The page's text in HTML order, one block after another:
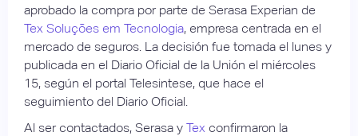
aprobado la compra por parte de Serasa Experian de
Tex Soluções em Tecnologia, empresa centrada en el
mercado de seguros. La decisión fue tomada el lunes y
publicada en el Diario Oficial de la Unión el miércoles
15, según el portal Telesintese, que hace el
seguimiento del Diario Oficial.
Al ser contactados, Serasa y Tex confirmaron la